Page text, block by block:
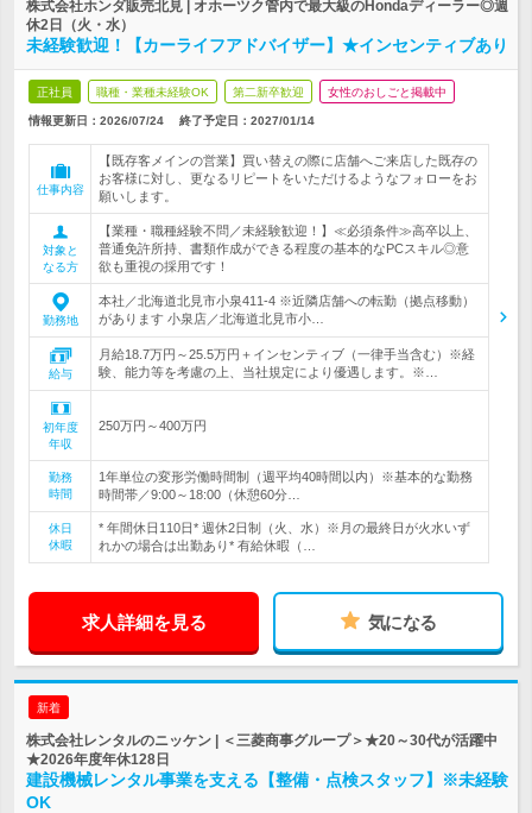
株式会社ホンダ販売北見 | オホーツク管内で最大級のHondaディーラー◎週
休2日（火・水）
未経験歓迎！【カーライフアドバイザー】★インセンティブあり
正社員 職種・業種未経験OK 第二新卒歓迎 女性のおしごと掲載中
情報更新日：2026/07/24 終了予定日： 2027/01/14
仕事内容
【既存客メインの営業】買い替えの際に店舗へご来店した既存の
お客様に対し、更なるリピートをいただけるようなフォローをお
願いします。
対象と
なる方
【業種・職種経験不問／未経験歓迎！】≪必須条件≫高卒以上、
普通免許所持、書類作成ができる程度の基本的なPCスキル◎意
欲も重視の採用です！
勤務地
本社／北海道北見市小泉411-4 ※近隣店舗への転勤（拠点移動）
があります 小泉店／北海道北見市小…
給与
月給18.7万円～25.5万円＋インセンティブ（一律手当含む）※経
験、能力等を考慮の上、当社規定により優遇します。※…
初年度
年収
250万円～400万円
勤務
時間
1年単位の変形労働時間制（週平均40時間以内）※基本的な勤務
時間帯／9:00～18:00（休憩60分…
休日
休暇
* 年間休日110日* 週休2日制（火、水）※月の最終日が火水いず
れかの場合は出勤あり* 有給休暇（…
求人詳細を見る 気になる
新着
株式会社レンタルのニッケン | ＜三菱商事グループ＞★20～30代が活躍中
★2026年度年休128日
建設機械レンタル事業を支える【整備・点検スタッフ】※未経験
OK